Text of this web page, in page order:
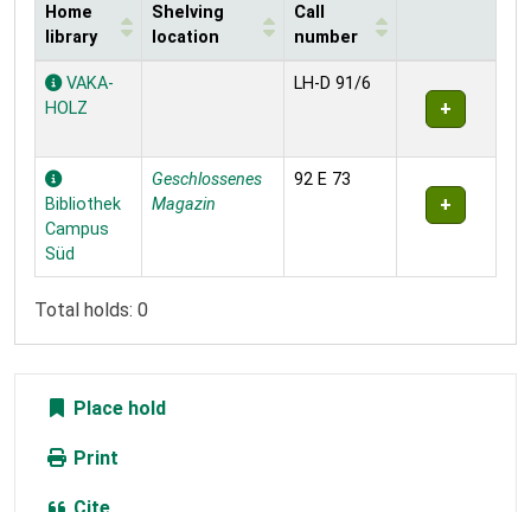
Holdings
Home
library
Shelving
location
Call
number
VAKA-
HOLZ
LH-D 91/6
Bibliothek
Campus
Süd
Geschlossenes
Magazin
92 E 73
Total holds: 0
Place hold
Print